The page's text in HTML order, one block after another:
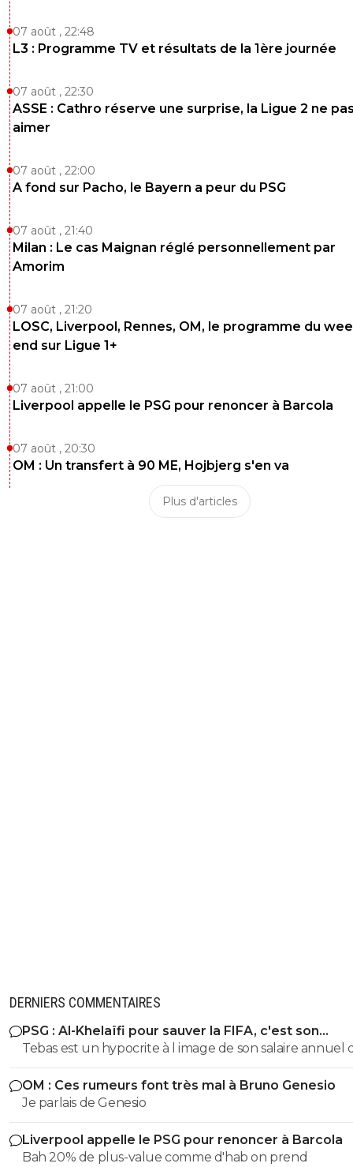
07 août , 22:48
L3 : Programme TV et résultats de la 1ère journée
07 août , 22:30
ASSE : Cathro réserve une surprise, la Ligue 2 ne
aimer
07 août , 22:00
A fond sur Pacho, le Bayern a peur du PSG
07 août , 21:40
Milan : Le cas Maignan réglé personnellement par
Amorim
07 août , 21:20
LOSC, Liverpool, Rennes, OM, le programme du
end sur Ligue 1+
07 août , 21:00
Liverpool appelle le PSG pour renoncer à Barcola
07 août , 20:30
OM : Un transfert à 90 ME, Hojbjerg s'en va
Plus d'articles
DERNIERS COMMENTAIRES
PSG : Al-Khelaïfi pour sauver la FIFA, c'est son
cauchemar
Tebas est un hypocrite à l image de son salaire annuel
est, à 500000e près, égal à la masse salariale brute de l
effectif entier de malaga en liga 😂
OM : Ces rumeurs font très mal à Bruno Genesio
Je parlais de Genesio
Liverpool appelle le PSG pour renoncer à Barcola
Bah 20% de plus-value comme d'hab on prend